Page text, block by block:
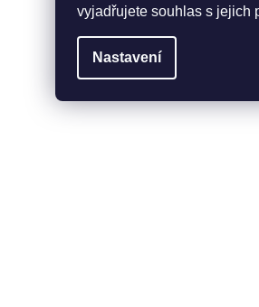
vyjadřujete souhlas s jejich
Nastavení